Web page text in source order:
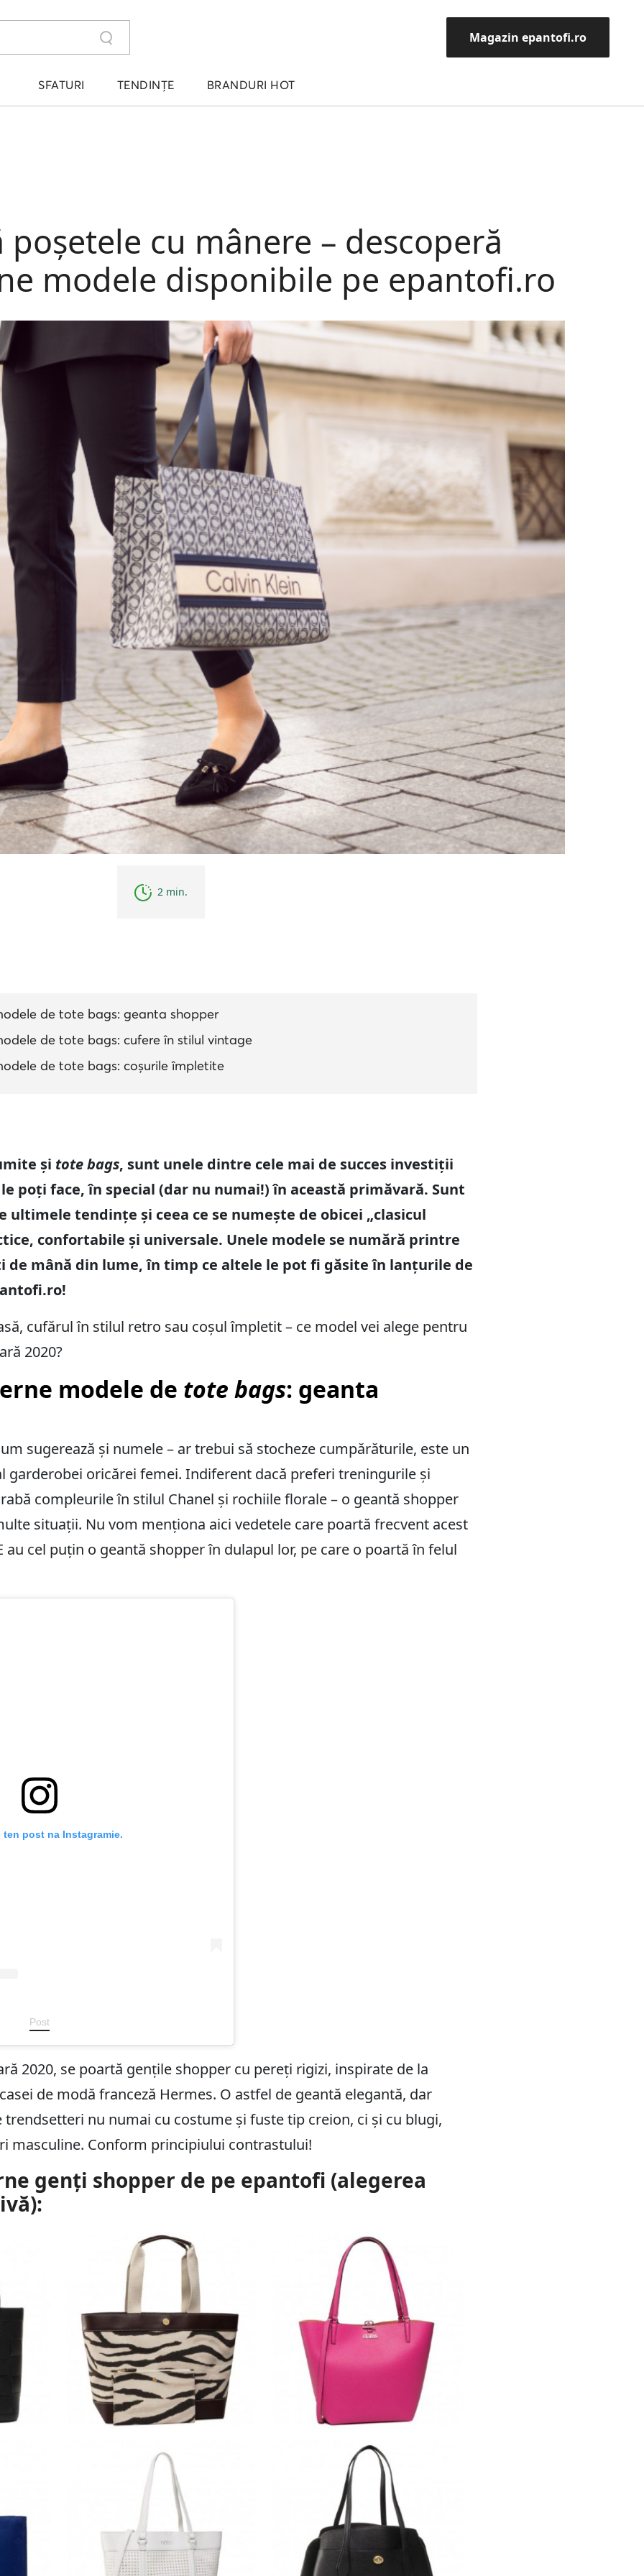
Magazin epantofi.ro
SFATURI TENDINȚE BRANDURI HOT
poșetele cu mânere – descoperă
modele disponibile pe epantofi.ro
Tendințe
2 min.
de tote bags: geanta shopper
de tote bags: cufere în stilul vintage
de tote bags: coșurile împletite
și tote bags, sunt unele dintre cele mai de succes investiții
poți face, în special (dar nu numai!) în această primăvară. Sunt
tendințe și ceea ce se numește de obicei „clasicul
confortabile și universale. Unele modele se numără printre
de mână din lume, în timp ce altele le pot fi găsite în lanțurile de
cufărul în stilul retro sau coșul împletit – ce model vei alege pentru
2020?
modele de tote bags: geanta
sugerează și numele – ar trebui să stocheze cumpărăturile, este un
garderobei oricărei femei. Indiferent dacă preferi treningurile și
compleurile în stilul Chanel și rochiile florale – o geantă shopper
situații. Nu vom menționa aici vedetele care poartă frecvent acest
au cel puțin o geantă shopper în dulapul lor, pe care o poartă în felul
ten post na Instagramie.
Post
2020, se poartă gențile shopper cu pereți rigizi, inspirate de la
de modă franceză Hermes. O astfel de geantă elegantă, dar
nu numai cu costume și fuste tip creion, ci și cu blugi,
masculine. Conform principiului contrastului!
genți shopper de pe epantofi (alegerea